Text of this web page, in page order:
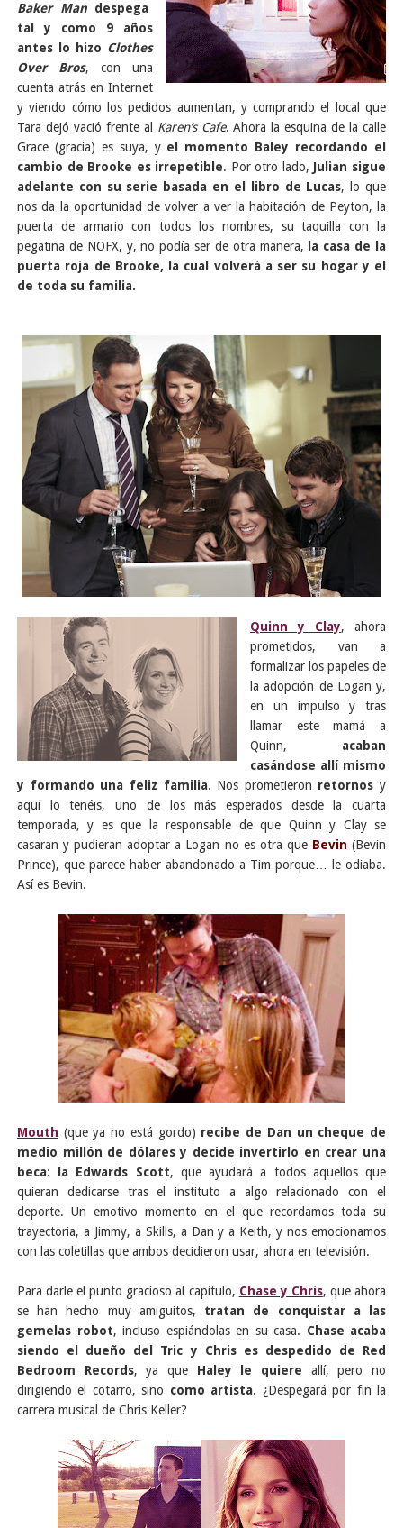
Baker Mandespega
tal y como 9 años
antes lo hizo Clothes
Over Bros, con una
cuenta atrás en Internet
y viendo cómo los pedidos aumentan, y comprando el local que
Tara dejó vació frente al Karen’s Cafe. Ahora la esquina de la calle
Grace (gracia) es suya, y el momento Baley recordando el
cambio de Brooke es irrepetible. Por otro lado, Julian sigue
adelante con su serie basada en el libro de Lucas, lo que
nos da la oportunidad de volver a ver la habitación de Peyton, la
puerta de armario con todos los nombres, su taquilla con la
pegatina de NOFX, y, no podía ser de otra manera,
la casa de la
puerta roja de Brooke, la cual volverá a ser su hogar y el
de toda su familia.
Quinn y Clay, ahora
prometidos, van a
formalizar los papeles de
la adopción de Logan y,
en un impulso y tras
llamar este mamá a
Quinn, acaban
casándose allí mismo
y formando una feliz familia. Nos prometieron retornos y
aquí lo tenéis, uno de los más esperados desde la cuarta
temporada, y es que la responsable de que Quinn y Clay se
casaran y pudieran adoptar a Logan no es otra que Bevin (Bevin
Prince), que parece haber abandonado a Tim porque… le odiaba.
Así es Bevin.
Mouth (que ya no está gordo) recibe de Dan un cheque de
medio millón de dólares y decide invertirlo en crear una
beca: la Edwards Scott, que ayudará a todos aquellos que
quieran dedicarse tras el instituto a algo relacionado con el
deporte. Un emotivo momento en el que recordamos toda su
trayectoria, a Jimmy, a Skills, a Dan y a Keith, y nos emocionamos
con las coletillas que ambos decidieron usar, ahora en televisión.
Para darle el punto gracioso al capítulo, Chase y Chris, que ahora
se han hecho muy amiguitos, tratan de conquistar a las
gemelas robot, incluso espiándolas en su casa. Chase acaba
siendo el dueño del Tric y Chris es despedido de Red
Bedroom Records, ya que Haley le quiere allí, pero no
dirigiendo el cotarro, sino como artista. ¿Despegará por fin la
carrera musical de Chris Keller?